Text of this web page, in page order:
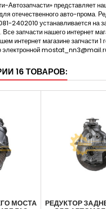
Автозапчасти» представляет
отечественного авто-прома.
2402010 устанавливается на
запчасти нашего интернет
интернет магазине
16 ТОВАРОВ:
МОСТА
РЕДУКТОР